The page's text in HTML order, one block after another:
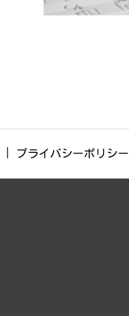
プライバシーポリシー